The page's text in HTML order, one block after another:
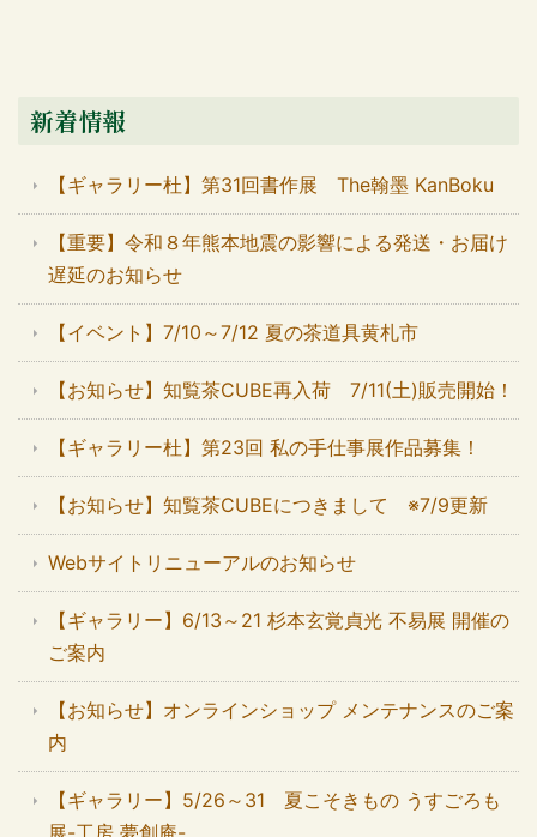
新着情報
【ギャラリー杜】第31回書作展 The翰墨 KanBoku
【重要】令和８年熊本地震の影響による発送・お届け
遅延のお知らせ
【イベント】7/10～7/12 夏の茶道具黄札市
【お知らせ】知覧茶CUBE再入荷 7/11(土)販売開始！
【ギャラリー杜】第23回 私の手仕事展作品募集！
【お知らせ】知覧茶CUBEにつきまして ※7/9更新
Webサイトリニューアルのお知らせ
【ギャラリー】6/13～21 杉本玄覚貞光 不易展 開催の
ご案内
【お知らせ】オンラインショップ メンテナンスのご案
内
【ギャラリー】5/26～31 夏こそきもの うすごろも
展-工房 夢創庵-